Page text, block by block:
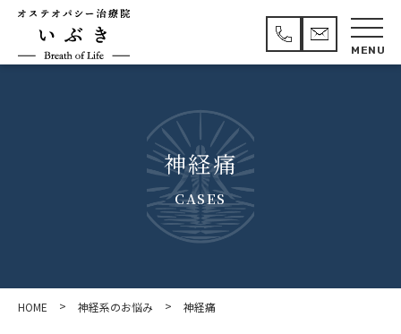
神経痛
CASES
HOME > 神経系のお悩み > 神経痛